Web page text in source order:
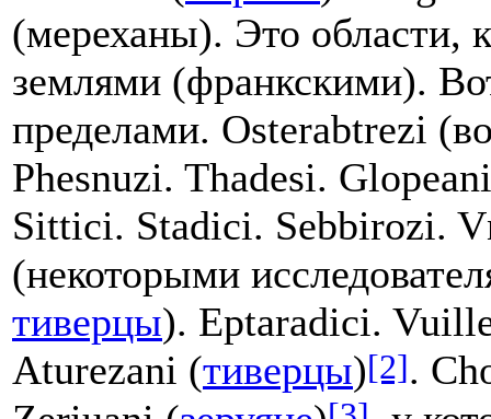
(мереханы). Это области,
землями (франкскими).
пределами. Osterabtrezi
Phesnuzi. Thadesi.
Sittici. Stadici. Sebbirozi.
(некоторыми
тиверцы). Eptaradici.
Aturezani (тиверцы)[2].